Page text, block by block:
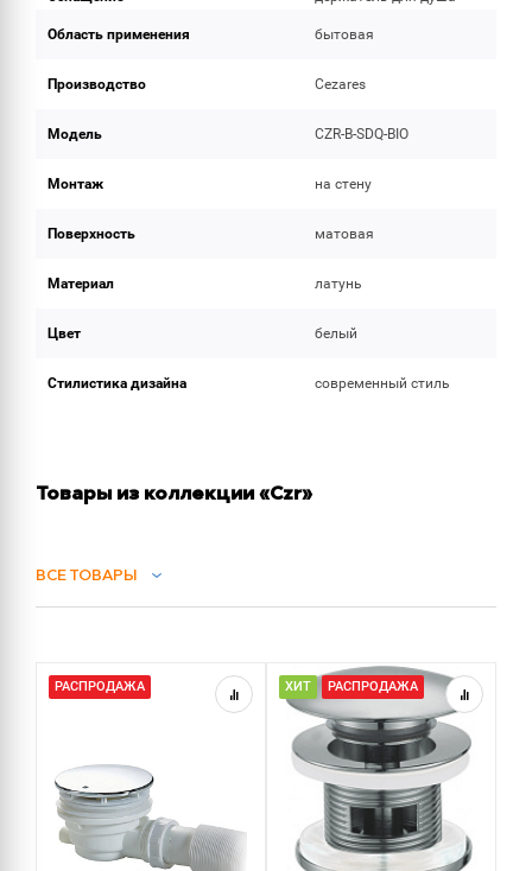
Область применения бытовая
Производство Cezares
Модель CZR-B-SDQ-BIO
Монтаж на стену
Поверхность матовая
Материал латунь
Цвет белый
Стилистика дизайна современный стиль
Товары из коллекции «Czr»
ВСЕ ТОВАРЫ
ДУШ
ДУШЕВЫЕ ГАРНИТУРЫ
РАСПРОДАЖА ХИТ РАСПРОДАЖА